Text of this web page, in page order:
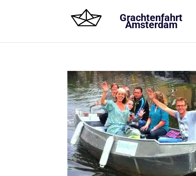
Grachtenfahrt
Amsterdam